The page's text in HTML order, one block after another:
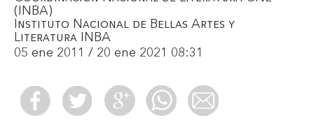
(INBA)
Instituto Nacional de Bellas Artes y
Literatura INBA
05 ene 2011 / 20 ene 2021 08:31